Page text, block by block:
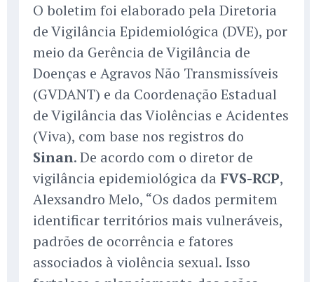
O boletim foi elaborado pela Diretoria
de Vigilância Epidemiológica (DVE), por
meio da Gerência de Vigilância de
Doenças e Agravos Não Transmissíveis
(GVDANT) e da Coordenação Estadual
de Vigilância das Violências e Acidentes
(Viva), com base nos registros do
Sinan. De acordo com o diretor de
vigilância epidemiológica da FVS-RCP,
Alexsandro Melo, “Os dados permitem
identificar territórios mais vulneráveis,
padrões de ocorrência e fatores
associados à violência sexual. Isso